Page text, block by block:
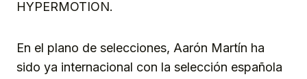
HYPERMOTION.
En el plano de selecciones, Aarón Martín ha
sido ya internacional con la selección española